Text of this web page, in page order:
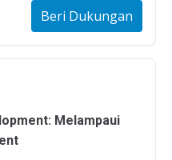
Beri Dukungan
Melampaui